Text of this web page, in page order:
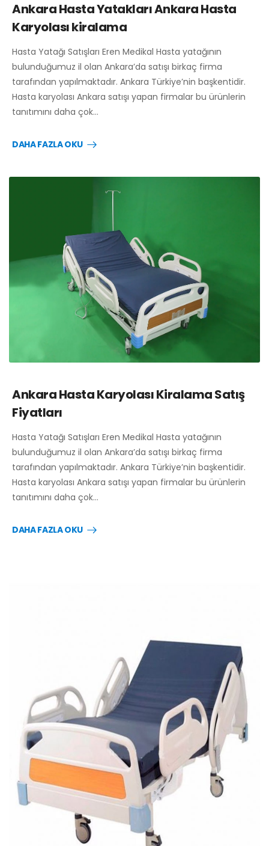
Ankara Hasta Yatakları Ankara Hasta
Karyolası kiralama
Hasta Yatağı Satışları Eren Medikal Hasta yatağının
bulunduğumuz il olan Ankara’da satışı birkaç firma
tarafından yapılmaktadır. Ankara Türkiye’nin başkentidir.
Hasta karyolası Ankara satışı yapan firmalar bu ürünlerin
tanıtımını daha çok…
DAHA FAZLA OKU
Ankara Hasta Karyolası Kiralama Satış
Fiyatları
Hasta Yatağı Satışları Eren Medikal Hasta yatağının
bulunduğumuz il olan Ankara’da satışı birkaç firma
tarafından yapılmaktadır. Ankara Türkiye’nin başkentidir.
Hasta karyolası Ankara satışı yapan firmalar bu ürünlerin
tanıtımını daha çok…
DAHA FAZLA OKU